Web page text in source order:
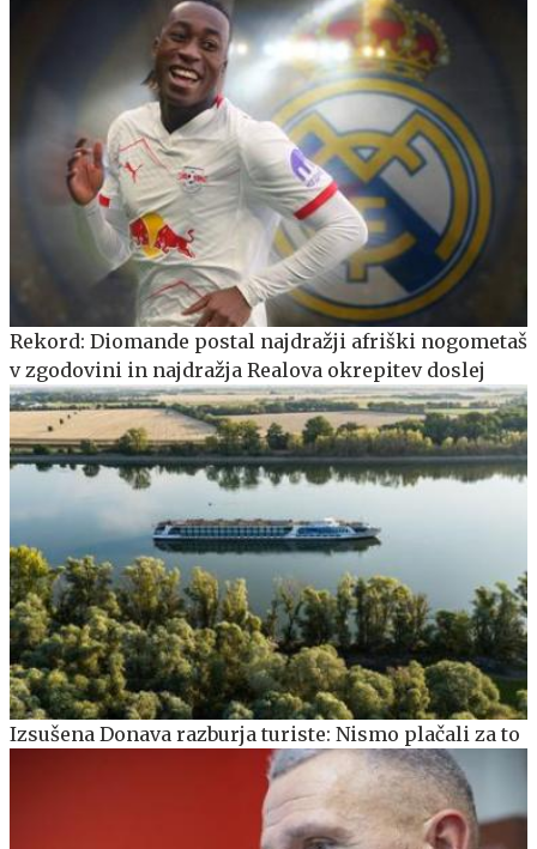
Rekord: Diomande postal najdražji afriški nogometaš
v zgodovini in najdražja Realova okrepitev doslej
Izsušena Donava razburja turiste: Nismo plačali za to